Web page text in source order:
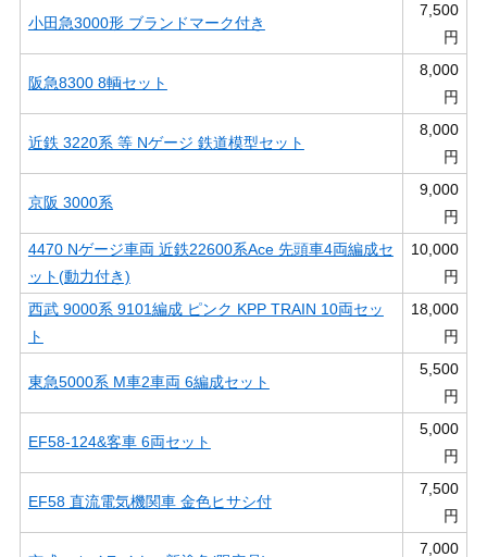
小田急3000形 ブランドマーク付き
7,500
円
阪急8300 8輌セット
8,000
円
近鉄 3220系 等 Nゲージ 鉄道模型セット
8,000
円
京阪 3000系
9,000
円
4470 Nゲージ車両 近鉄22600系Ace 先頭車4両編成セ
ット(動力付き)
10,000
円
西武 9000系 9101編成 ピンク KPP TRAIN 10両セッ
ト
18,000
円
東急5000系 M車2車両 6編成セット
5,500
円
EF58-124&客車 6両セット
5,000
円
EF58 直流電気機関車 金色ヒサシ付
7,500
円
7,000